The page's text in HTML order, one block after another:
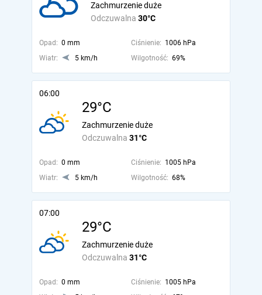
Odczuwalna 30°C
Zachmurzenie duże
Opad: 0 mm Ciśnienie: 1006 hPa
Wiatr:
5 km/h Wilgotność: 69%
06:00
29°C
Odczuwalna 31°C
Zachmurzenie duże
Opad: 0 mm Ciśnienie: 1005 hPa
Wiatr:
5 km/h Wilgotność: 68%
07:00
29°C
Odczuwalna 31°C
Zachmurzenie duże
Opad: 0 mm Ciśnienie: 1005 hPa